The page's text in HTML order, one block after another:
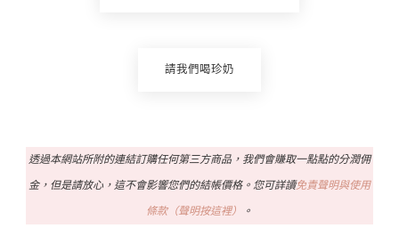
請我們喝珍奶
透過本網站所附的連結訂購任何第三方商品，我們會賺取一點點的分潤佣
金，但是請放心，這不會影響您們的結帳價格。您可詳讀免責聲明與使用
條款（聲明按這裡） 。